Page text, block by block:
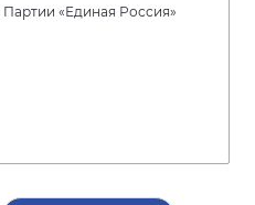
«Единая Россия»